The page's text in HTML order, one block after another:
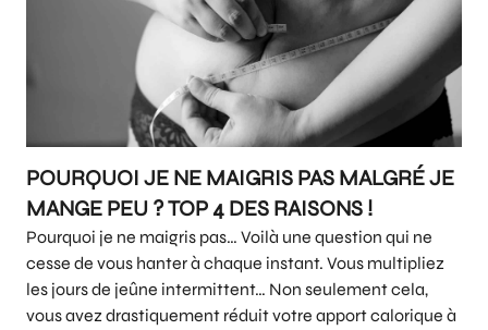
POURQUOI JE NE MAIGRIS PAS MALGRÉ JE
MANGE PEU ? TOP 4 DES RAISONS !
Pourquoi je ne maigris pas… Voilà une question qui ne
cesse de vous hanter à chaque instant. Vous multipliez
les jours de jeûne intermittent… Non seulement cela,
vous avez drastiquement réduit votre apport calorique à